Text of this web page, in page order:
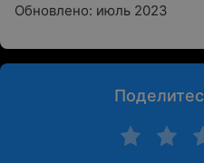
Обновлено: июль 2023